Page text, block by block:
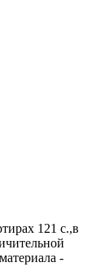
121 с.,в
-